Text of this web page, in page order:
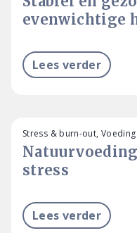
evenwichtige
Lees verder
stress
Stress & burn-out, Voeding
Lees verder